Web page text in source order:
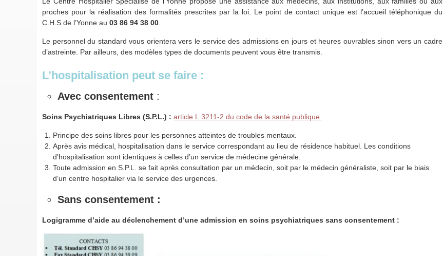
proches pour la réalisation des formalités prescrites par la loi. Le point de contact unique est l’accueil téléphonique du
C.H.S de l’Yonne au 03 86 94 38 00
Le personnel du standard vous orientera vers le service des admissions en jours et heures ouvrables sinon vers un cadre
d’astreinte. Par ailleurs, des modèles types de documents peuvent vous être transmis.
L’hospitalisation peut se faire :
Avec consentement :
Soins Psychiatriques Libres (S.P.L.) : article L.3211-2 du code de la santé publique.
Principe des soins libres pour les personnes atteintes de troubles mentaux.
Après avis médical, hospitalisation dans le service correspondant au lieu de résidence habituel. Les conditions
d’hospitalisation sont identiques à celles d’un service de médecine générale.
Toute admission en S.P.L. se fait après consultation par un médecin, soit par le médecin généraliste, soit par le biais
d’un centre hospitalier via le service des urgences.
Sans consentement :
Logigramme d’aide au déclenchement d’une admission en soins psychiatriques sans consentement :